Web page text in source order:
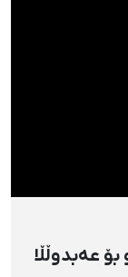
عەبدوڵڵا